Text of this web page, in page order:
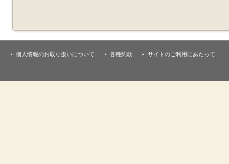
個人情報のお取り扱いについて 各種約款 サイトのご利用にあたって